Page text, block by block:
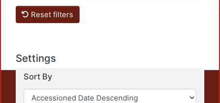
Reset filters
Settings
Sort By
This repository preserves and disseminates, in
unrestricted open access, the teaching and research